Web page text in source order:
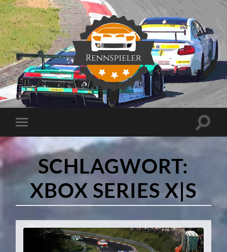
Rennspieler
Mobile-
Menü
ein-/ausblenden
SCHLAGWORT:
XBOX SERIES X|S